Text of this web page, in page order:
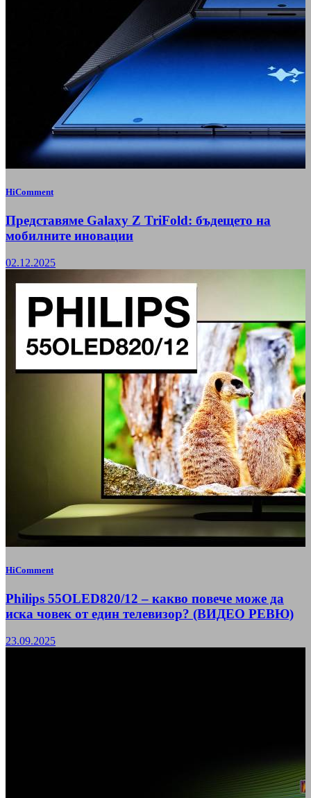
HiComment
Представяме Galaxy Z TriFold: бъдещето на
мобилните иновации
02.12.2025
HiComment
Philips 55OLED820/12 – какво повече може да
иска човек от един телевизор? (ВИДЕО РЕВЮ)
23.09.2025